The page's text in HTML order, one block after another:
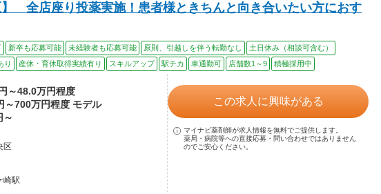
】 全店座り投薬実施！患者様ときちんと向き合いたい方におす
新卒も応募可能 未経験者も応募可能 原則、引越しを伴う転勤なし
土日休み（相談可含む）
り
産休・育休取得実績有り スキルアップ 駅チカ 車通勤可 店舗数1～9 積極採用中
～48.0万円程度
～700万円程度 モデル
～
区
崎駅
この求人に興味がある
マイナビ薬剤師が求人情報を無料でご提供します。
薬局・病院等への直接応募・問い合わせではありません
のでご安心ください。